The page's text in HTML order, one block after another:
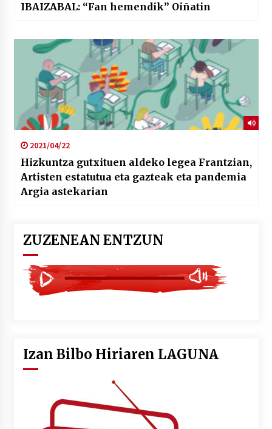
IBAIZABAL: “Fan hemendik” Oiñatin
2021/04/22
Hizkuntza gutxituen aldeko legea Frantzian,
Artisten estatutua eta gazteak eta pandemia
Argia astekarian
ZUZENEAN ENTZUN
Izan Bilbo Hiriaren LAGUNA